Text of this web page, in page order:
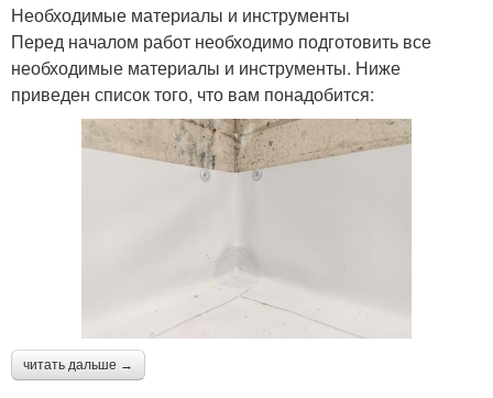
Необходимые материалы и инструменты
Перед началом работ необходимо подготовить все
необходимые материалы и инструменты. Ниже
приведен список того, что вам понадобится:
читать дальше →